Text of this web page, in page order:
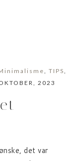
, TIPS,
2023
det var